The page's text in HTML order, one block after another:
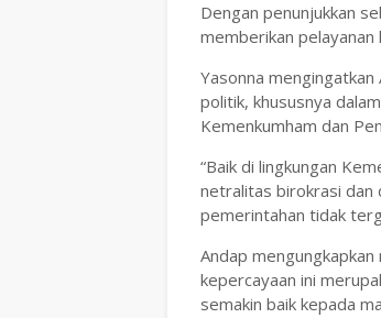
Dengan penunjukkan
memberikan pelayanan
Yasonna
politik, khususnya
Kemenkumham dan
“Baik di lingkungan
netralitas birokrasi dan
pemerintahan tidak
Andap
kepercayaan ini
semakin baik kepada